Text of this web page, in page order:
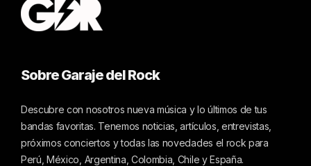
Sobre Garaje del Rock
Descubre con nosotros nueva música y lo últimos de tus
bandas favoritas. Tenemos noticias, artículos, entrevistas,
próximos conciertos y todas las novedades el rock para
Perú, México, Argentina, Colombia, Chile y España.